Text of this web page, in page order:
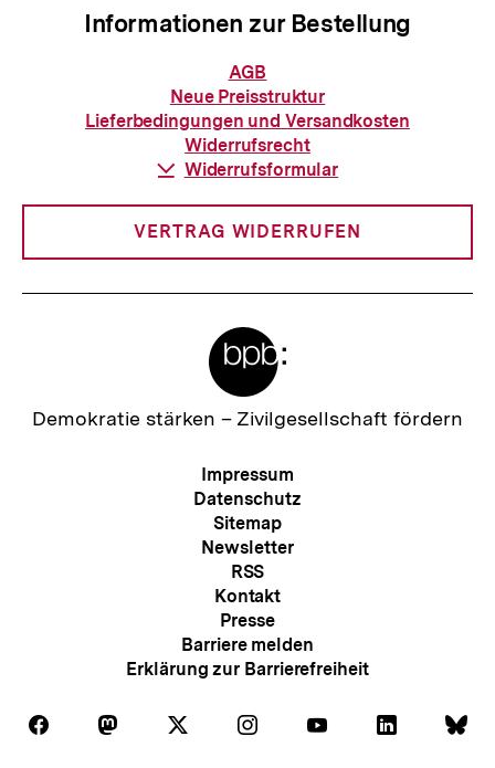
Informationen zur Bestellung
Informationen
zur
Bestellung
AGB
Neue Preisstruktur
Lieferbedingungen und Versandkosten
Widerrufsrecht
Download-
Widerrufsformular
VERTRAG WIDERRUFEN
Zur
Demokratie stärken – Zivilgesellschaft fördern
Meta-
Navigation
Impressum
Datenschutz
Sitemap
Newsletter
RSS
Kontakt
Presse
Barriere melden
Erklärung zur Barrierefreiheit
Folgen
Auf
Folgen Folgen Folgen
Auf
Folgen Folgen